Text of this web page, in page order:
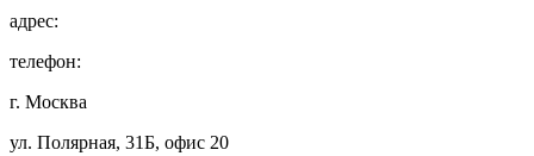
адрес:
телефон:
г. Москва
ул. Полярная, 31Б, офис 20